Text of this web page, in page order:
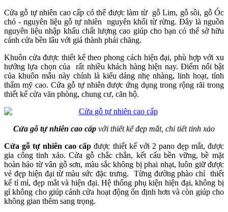
Cửa gỗ tự nhiên cao cấp có thể được làm từ gỗ Lim, gỗ sồi, gỗ Óc
chó - nguyên liệu gỗ tự nhiên nguyên khối từ rừng. Đây là nguồn
nguyên liệu nhập khẩu chất lượng cao giúp cho bạn có thể sở hữu
cánh cửa bền lâu với giá thành phải chăng.
Khuôn cửa được thiết kế theo phong cách hiện đại, phù hợp với xu
hướng lựa chọn của rất nhiều khách hàng hiện nay. Điểm nổi bật
của khuôn mẫu này chính là kiểu dáng nhẹ nhàng, linh hoạt, tính
thẩm mỹ cao. Cửa gỗ tự nhiên được ứng dụng trong rộng rãi trong
thiết kế cửa văn phòng, chung cư, căn hộ.
Cửa gỗ tự nhiên cao cấp với thiết kế đẹp mắt, chi tiết tinh xảo
Cửa gỗ tự nhiên cao cấp được thiết kế với 2 pano đẹp mắt, được
gia công tinh xảo. Cửa gỗ chắc chắn, kết cấu bền vững, bề mặt
hoàn hảo từ vân gỗ sơn, màu sắc không bị phai nhạt, luôn giữ được
vẻ đẹp hiện đại từ màu sức đặc trưng. Từng đường phào chỉ thiết
kế tỉ mỉ, đẹp mắt và hiện đại. Hệ thống phụ kiện hiện đại, không bị
gỉ không cho giúp cánh cửa hoạt động ổn định hơn và còn giúp cho
không gian thêm sang trọng.